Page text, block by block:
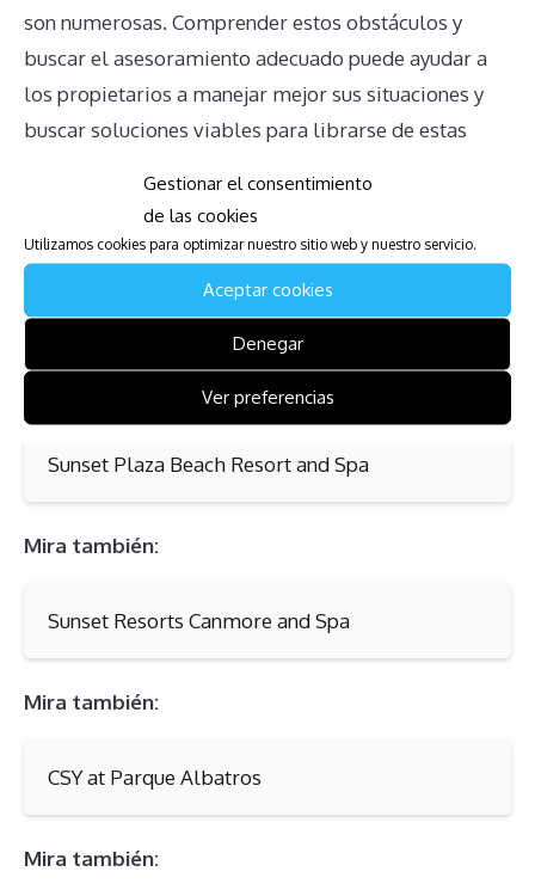
Gestionar el consentimiento
de las cookies
Utilizamos cookies para optimizar nuestro sitio web y nuestro servicio.
Aceptar cookies
Denegar
Ver preferencias
son numerosas. Comprender estos obstáculos y
buscar el asesoramiento adecuado puede ayudar a
los propietarios a manejar mejor sus situaciones y
buscar soluciones viables para librarse de estas
Mira también:
Sanibel Beach Club II
Sunset Plaza Beach Resort and Spa
Mira también:
Sunset Resorts Canmore and Spa
Mira también:
CSY at Parque Albatros
Mira también: